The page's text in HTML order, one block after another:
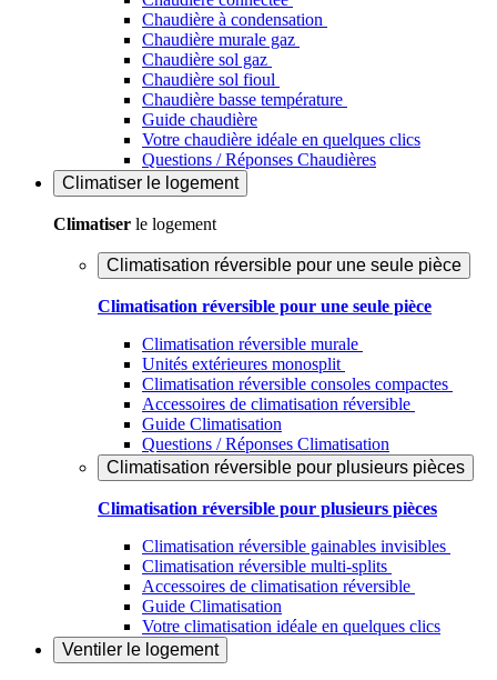
Chaudière à condensation
Chaudière murale gaz
Chaudière sol gaz
Chaudière sol fioul
Chaudière basse température
Guide chaudière
Votre chaudière idéale en quelques clics
Questions / Réponses Chaudières
Climatiser le logement
Climatiser le logement
Climatisation réversible pour une seule pièce
Climatisation réversible pour une seule pièce
Climatisation réversible murale
Unités extérieures monosplit
Climatisation réversible consoles compactes
Accessoires de climatisation réversible
Guide Climatisation
Questions / Réponses Climatisation
Climatisation réversible pour plusieurs pièces
Climatisation réversible pour plusieurs pièces
Climatisation réversible gainables invisibles
Climatisation réversible multi-splits
Accessoires de climatisation réversible
Guide Climatisation
Votre climatisation idéale en quelques clics
Ventiler le logement